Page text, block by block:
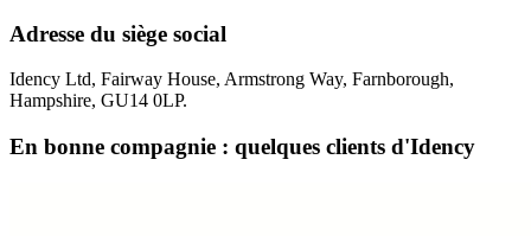
Adresse du siège social
Idency Ltd, Fairway House, Armstrong Way, Farnborough,
Hampshire, GU14 0LP.
En bonne compagnie : quelques clients d'Idency